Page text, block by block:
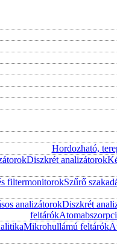
Hordozható,
Diszkrét analizátorok
filtermonitorokSzűrő
analizátorokDiszkrét
feltárók
Mikrohullámú feltárók